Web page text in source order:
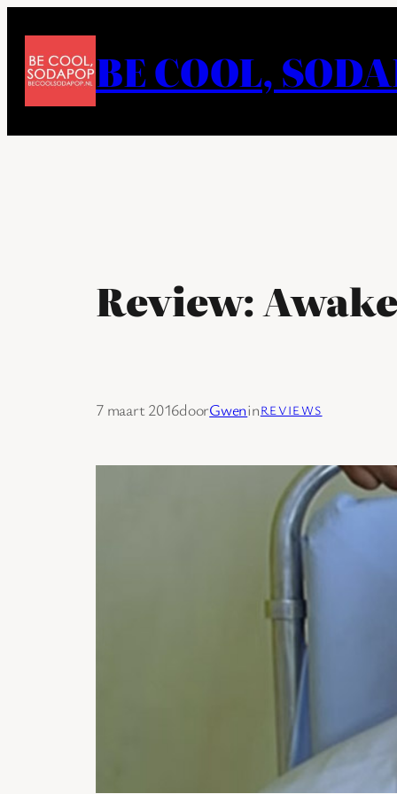
de
BE COOL,
Review:
7 maart 2016doorGweninREVIEWS